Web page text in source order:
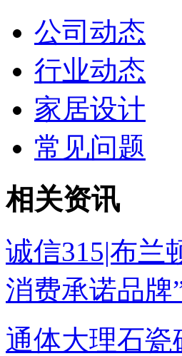
公司动态
行业动态
家居设计
常见问题
相关资讯
诚信315|布兰
消费承诺品牌
通体大理石